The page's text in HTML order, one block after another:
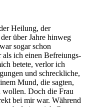
Heilung, der
über Jahre hinweg
sogar schon
ich einen Befreiungs-
betete, verlor ich
und schreckliche,
Mund, die sagten,
wollen. Doch die Frau
bei mir war. Während